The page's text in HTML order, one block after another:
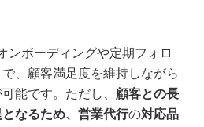
ンボーディングや定期フォロ
、顧客満足度を維持しながら
能です。ただし、 顧客との長
なるため、営業代行の対応品